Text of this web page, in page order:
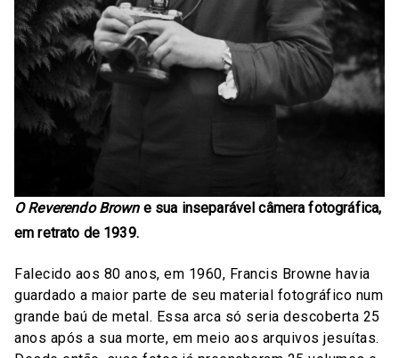
O Reverendo Browne sua inseparável câmera fotográfica,
em retrato de 1939.
Falecido aos 80 anos, em 1960, Francis Browne havia
guardado a maior parte de seu material fotográfico num
grande baú de metal. Essa arca só seria descoberta 25
anos após a sua morte, em meio aos arquivos jesuítas.